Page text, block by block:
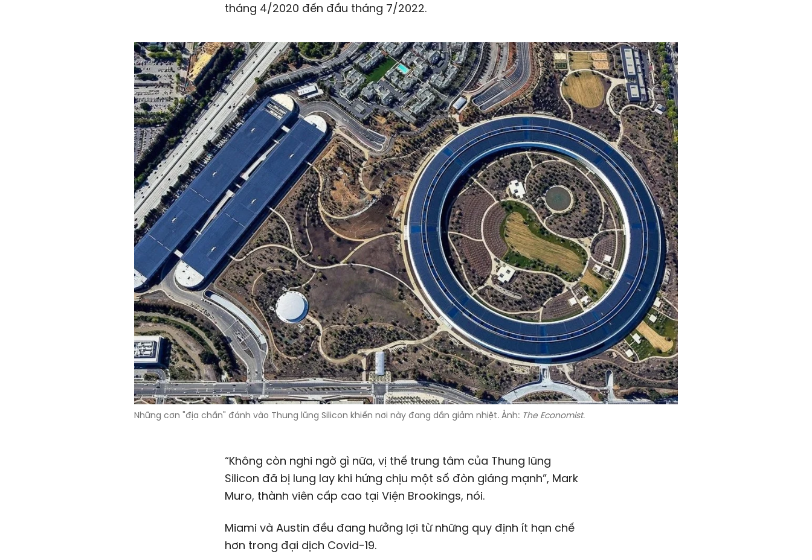
tháng 4/2020 đến đầu tháng 7/2022.
Những cơn "địa chấn" đánh vào Thung lũng Silicon khiến nơi này đang dần giảm nhiệt. Ảnh: The Economist.
“Không còn nghi ngờ gì nữa, vị thế trung tâm của Thung lũng
Silicon đã bị lung lay khi hứng chịu một số đòn giáng mạnh”, Mark
Muro, thành viên cấp cao tại Viện Brookings, nói.
Miami và Austin đều đang hưởng lợi từ những quy định ít hạn chế
hơn trong đại dịch Covid-19.